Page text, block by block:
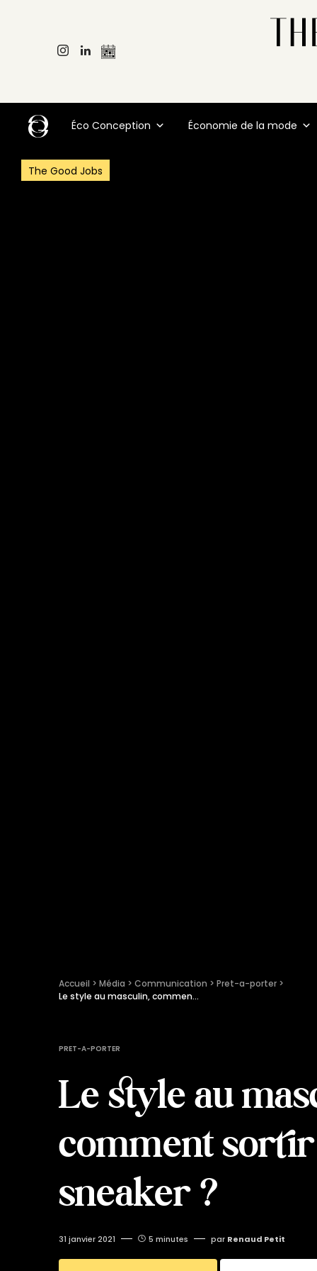
Éco Conception Économie de la mode
The Good Jobs
Accueil > Média > Communication > Pret-a-porter >
Le style au masculin, comment sortir de la sneaker ?
PRET-A-PORTER
Le style au
comment
sneaker ?
31 janvier 2021 5 minutes par Renaud Petit